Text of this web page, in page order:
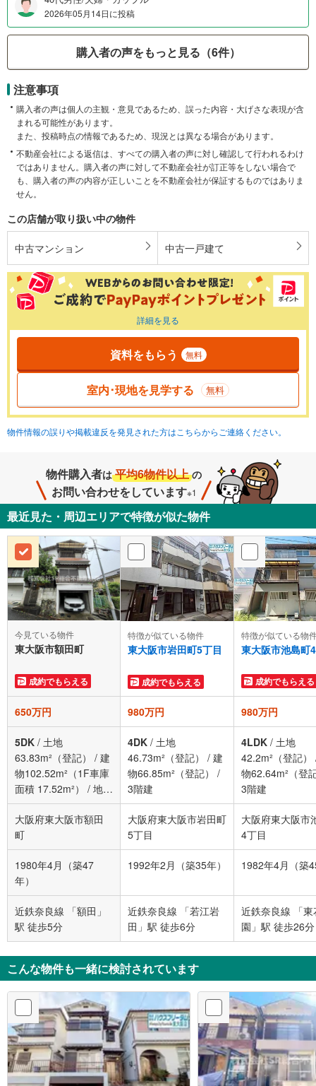
2026年05月14日に投稿
購入者の声をもっと見る（6件）
注意事項
購入者の声は個人の主観・意見であるため、誤った内容・大げさな表現が含
まれる可能性があります。
また、投稿時点の情報であるため、現況とは異なる場合があります。
不動産会社による返信は、すべての購入者の声に対し確認して行われるわけ
ではありません。購入者の声に対して不動産会社が訂正等をしない場合で
も、購入者の声の内容が正しいことを不動産会社が保証するものではありま
せん。
この店舗が取り扱い中の物件
中古マンション 中古一戸建て
詳細を見る
資料をもらう 無料
室内･現地を見学する 無料
物件情報の誤りや掲載違反を発見された方はこちらからご連絡ください。
物件購入者は 平均6物件以上 の
お問い合わせをしています※1
最近見た・周辺エリアで特徴が似た物件
今見ている物件
東大阪市額田町
成約でもらえる
特徴が似ている物件
東大阪市岩田町5丁目
成約でもらえる
特徴が似ている物
東大阪市池島町
成約でもらえる
650万円 980万円 980万円
5DK / 土地
63.83m²（登記）
/ 建
物102.52m²（1F車庫
面積 17.52m²）
/ 地上
階数3階
4DK / 土地
46.73m²（登記）
/ 建
物66.85m²（登記）
/
3階建
4LDK / 土地
42.2m²（登記）
物62.64m²（登
3階建
大阪府東大阪市額田
町
大阪府東大阪市岩田町
5丁目
大阪府東大阪市
4丁目
1980年4月（築47
年）
1992年2月（築35年） 1982年4月（築
近鉄奈良線 「額田」
駅 徒歩5分
近鉄奈良線 「若江岩
田」駅 徒歩6分
近鉄奈良線 「東
園」駅 徒歩26分
こんな物件も一緒に検討されています